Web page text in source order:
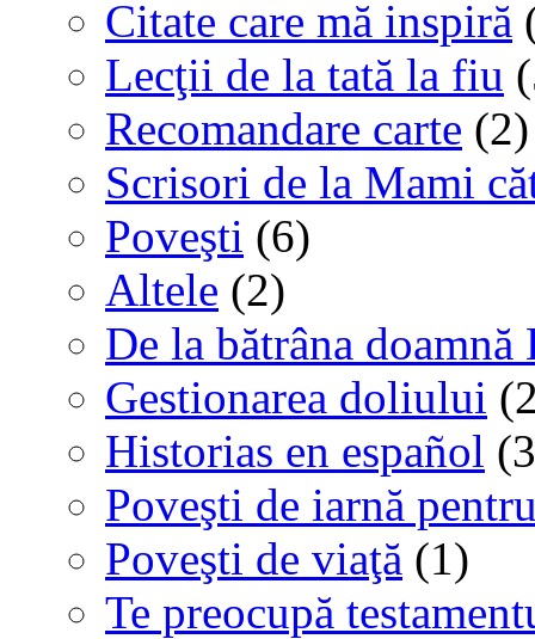
Citate care mă inspiră
Lecţii de la tată la fiu
Recomandare carte (2)
Scrisori de la Mami
Poveşti (6)
Altele (2)
De la bătrâna
Gestionarea doliului
Historias en español
Poveşti de iarnă
Poveşti de viaţă (1)
Te preocupă